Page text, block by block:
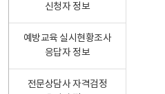
신청자 정보
예방교육 실시현황조사
응답자 정보
전문상담사 자격검정